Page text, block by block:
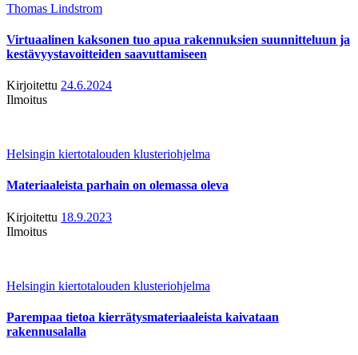
Thomas Lindstrom
Virtuaalinen kaksonen tuo apua rakennuksien suunnitteluun ja
kestävyystavoitteiden saavuttamiseen
Kirjoitettu 24.6.2024
Ilmoitus
Helsingin kiertotalouden klusteriohjelma
Materiaaleista parhain on olemassa oleva
Kirjoitettu 18.9.2023
Ilmoitus
Helsingin kiertotalouden klusteriohjelma
Parempaa tietoa kierrätysmateriaaleista kaivataan
rakennusalalla